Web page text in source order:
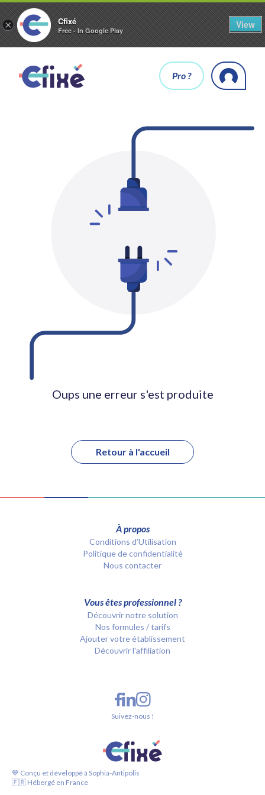
× Cfixé
Free - In Google Play
View
Pro ?
Oups une erreur s'est produite
Retour à l'accueil
À propos
Conditions d’Utilisation
Politique de confidentialité
Nous contacter
Vous êtes professionnel ?
Découvrir notre solution
Nos formules / tarifs
Ajouter votre établissement
Découvrir l'affiliation
💙 Conçu et développé à Sophia-Antipolis
🇫🇷 Hébergé en France
Suivez-nous !